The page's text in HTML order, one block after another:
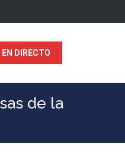
EN DIRECTO
de la